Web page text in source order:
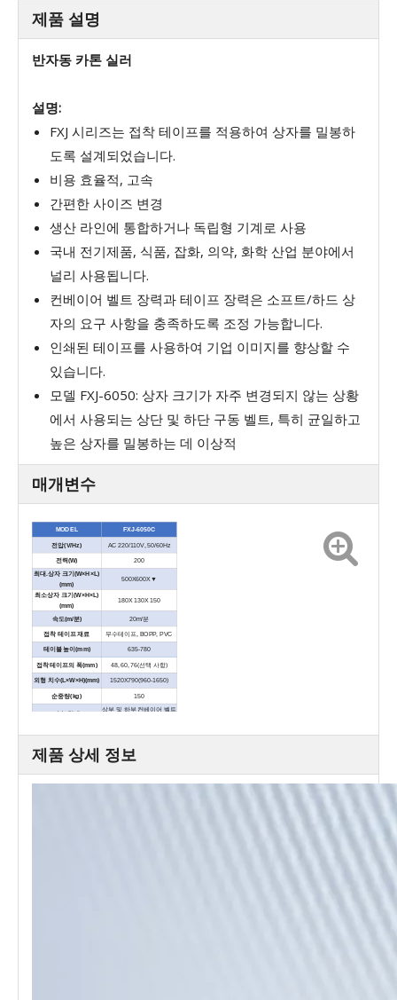
제품 설명
반자동 카톤 실러
설명:
FXJ 시리즈는 접착 테이프를 적용하여 상자를 밀봉하
도록 설계되었습니다.
비용 효율적, 고속
간편한 사이즈 변경
생산 라인에 통합하거나 독립형 기계로 사용
국내 전기제품, 식품, 잡화, 의약, 화학 산업 분야에서
널리 사용됩니다.
컨베이어 벨트 장력과 테이프 장력은 소프트/하드 상
자의 요구 사항을 충족하도록 조정 가능합니다.
인쇄된 테이프를 사용하여 기업 이미지를 향상할 수
있습니다.
모델 FXJ-6050: 상자 크기가 자주 변경되지 않는 상황
에서 사용되는 상단 및 하단 구동 벨트, 특히 균일하고
높은 상자를 밀봉하는 데 이상적
매개변수
MODEL FXJ-6050C
전압(V/Hz) AC 220/110V, 50/60Hz
전력(W) 200
최대.상자 크기(W×H×L)
(mm)
500X600X▼
최소상자 크기(W×H×L)
(mm)
180X 130X 150
속도(m/분) 20m/분
접착 테이프 재료 무수테이프, BOPP, PVC
테이블 높이(mm) 635-780
접착 테이프의 폭(mm) 48, 60, 76(선택 사항)
외형 치수(L×W×H)(mm) 1520X790(960-1650)
순중량(kg) 150
상부 및 하부 컨베이어 벨트
제품 상세 정보